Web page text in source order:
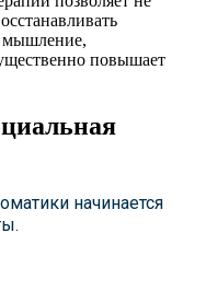
мышление,
повышает
начинается